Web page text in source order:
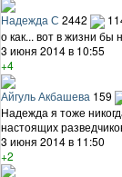
Надежда С 2442
о как... вот в жизни бы
3 июня 2014 в 10:55
+4
Айгуль Акбашева 159
Надежда я тоже
настоящих
3 июня 2014 в 11:50
+2